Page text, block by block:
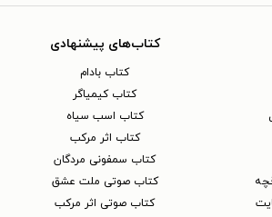
کتاب‌های پیشنهادی
کتاب بادام
کتاب کیمیاگر
کتاب اسب سیاه
کتاب اثر مرکب
کتاب سمفونی مردگان
کتاب صوتی ملت عشق
کتاب صوتی اثر مرکب